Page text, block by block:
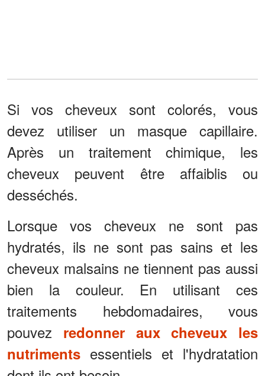
Si vos cheveux sont colorés, vous
devez utiliser un masque capillaire.
Après un traitement chimique, les
cheveux peuvent être affaiblis ou
desséchés.
Lorsque vos cheveux ne sont pas
hydratés, ils ne sont pas sains et les
cheveux malsains ne tiennent pas aussi
bien la couleur. En utilisant ces
traitements hebdomadaires, vous
pouvez redonner aux cheveux les
nutriments essentiels et l'hydratation